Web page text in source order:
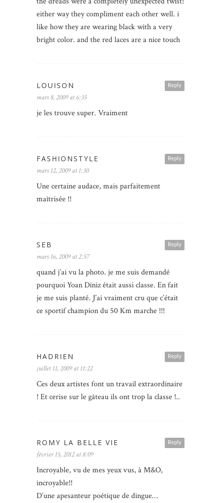
either way they compliment each other well. i
like how they are wearing black with a very
bright color. and the red laces are a nice touch
Reply
LOUISON
mars 8, 2009 at 6:35
je les trouve super. Vraiment
Reply
FASHIONSTYLE
mars 12, 2009 at 1:30
Une certaine audace, mais parfaitement
maîtrisée !!
Reply
SEB
mars 16, 2009 at 2:57
quand j’ai vu la photo. je me suis demandé
pourquoi Yoan Diniz était aussi classe. En fait
je me suis planté. J’ai vraiment cru que c’était
ce sportif champion du 50 Km marche !!!
Reply
HADRIEN
juillet 11, 2009 at 11:22
Ces deux artistes font un travail extraordinaire
! Et cerise sur le gâteau ils ont trop la classe !..
Reply
ROMY LA BELLE VIE
février 15, 2012 at 8:09
Incroyable, vu de mes yeux vus, à M&O,
incroyable!!
D’une apesanteur poétique de dingue…